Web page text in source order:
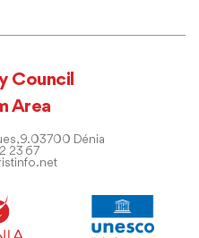
Council
Area
9. 03700 Dénia
23 67